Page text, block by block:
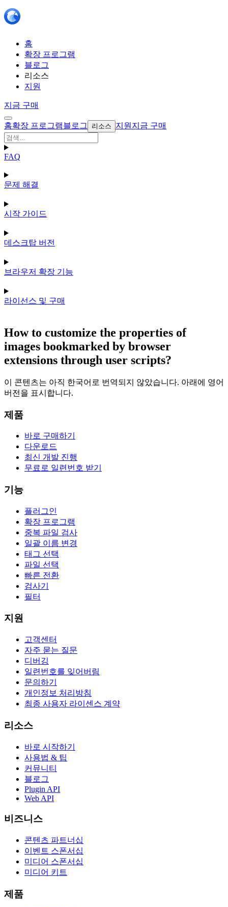
홈
확장 프로그램
블로그
리소스
지원
지금 구매
홈확장 프로그램블로그 리소스 지원 지금 구매
FAQ
문제 해결
시작 가이드
데스크탑 버전
브라우저 확장 기능
라이선스 및 구매
How to customize the properties of
images bookmarked by browser
extensions through user scripts?
이 콘텐츠는 아직 한국어로 번역되지 않았습니다. 아래에 영어
버전을 표시합니다.
제품
바로 구매하기
다운로드
최신 개발 진행
무료로 일련번호 받기
기능
플러그인
확장 프로그램
중복 파일 검사
일괄 이름 변경
태그 선택
파일 선택
빠른 전환
검사기
필터
지원
고객센터
자주 묻는 질문
디버깅
일련번호를 잊어버림
문의하기
개인정보 처리방침
최종 사용자 라이센스 계약
리소스
바로 시작하기
사용법 & 팁
커뮤니티
블로그
Plugin API
Web API
비즈니스
콘텐츠 파트너십
이벤트 스폰서십
미디어 스폰서십
미디어 키트
제품